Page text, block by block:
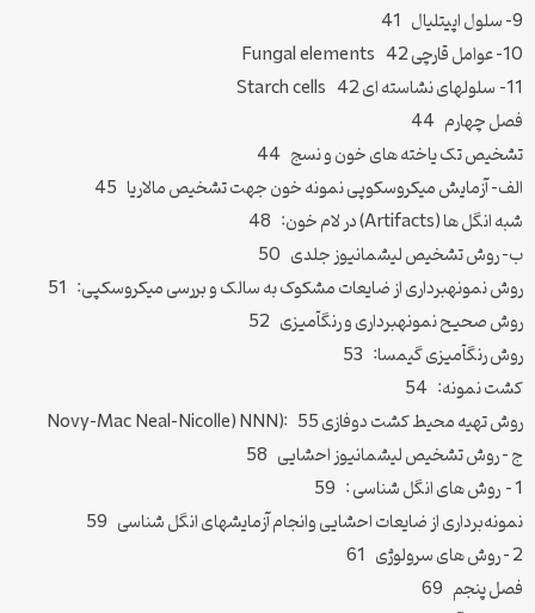
9- سلول اپیتلیال 41
10- عوامل قارچی Fungal elements 42
11- سلولهای نشاسته ای Starch cells 42
فصل چهارم 44
تشخیص تک یاخته های خون و نسج 44
الف- آزمایش میکروسکوپی نمونه خون جهت تشخیص مالاریا 45
شبه انگل ها (Artifacts) در لام خون: 48
ب- روش تشخیص لیشمانیوز جلدی 50
روش نمونه‏برداری از ضایعات مشکوک به سالک و بررسی میکروسکپی: 51
روش صحیح نمونه‏برداری و رنگ‏آمیزی 52
روش رنگ‏آمیزی گیمسا: 53
کشت نمونه: 54
روش تهیه محیط کشت دوفازی Novy-Mac Neal-Nicolle) NNN): 55
ج – روش تشخیص لیشمانیوز احشایی 58
1 – روش های انگل شناسی : 59
نمونه‌برداری از ضایعات احشایی وانجام آزمایش‏های انگل‏ شناسی 59
2 – روش های سرولوژی 61
فصل پنجم 69